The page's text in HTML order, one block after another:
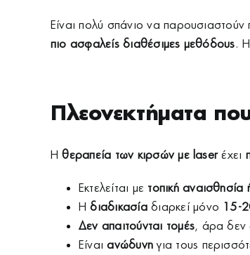
Είναι πολύ σπάνιο να
πιο ασφαλείς διαθέσιμες μεθόδους.
Πλεονεκτήματα
Ηθεραπεία των κιρσών με laserέχει
Εκτελείται με τοπική
Ηδιαδικασίαδιαρκεί μόνο 15-
Δεν απαιτούνται τομές, άρα δεν
Είναιανώδυνηγια τους